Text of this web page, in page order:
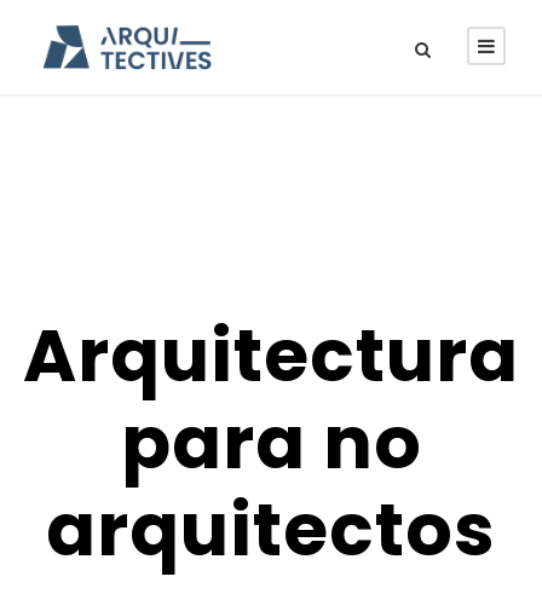
Arquitectura
para no
arquitectos